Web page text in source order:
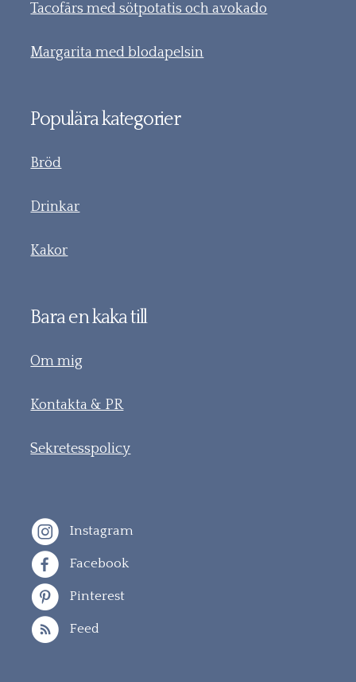
Tacofärs med sötpotatis och avokado
Margarita med blodapelsin
Populära kategorier
Bröd
Drinkar
Kakor
Bara en kaka till
Om mig
Kontakta & PR
Sekretesspolicy
Instagram
Facebook
Pinterest
Feed